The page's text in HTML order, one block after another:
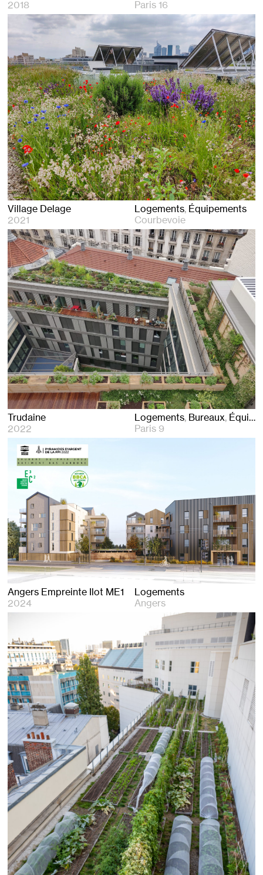
2018 Paris 16
Village Delage
2021
Logements Équipements
Courbevoie
Trudaine
2022
Logements Bureaux Équipements
Paris 9
Angers Empreinte Ilot ME1
2024
Logements
Angers